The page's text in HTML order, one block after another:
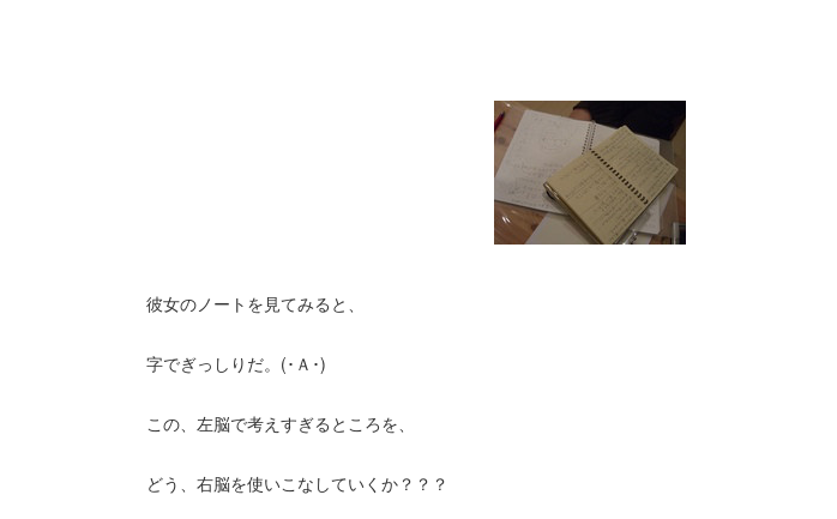
彼女のノートを見てみると、
字でぎっしりだ。(･Ａ･)
この、左脳で考えすぎるところを、
どう、右脳を使いこなしていくか？？？